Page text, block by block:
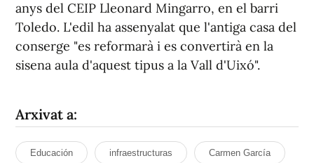
anys del CEIP Lleonard Mingarro, en el barri
Toledo. L'edil ha assenyalat que l'antiga casa del
conserge "es reformarà i es convertirà en la
sisena aula d'aquest tipus a la Vall d'Uixó".
Arxivat a:
Educación infraestructuras Carmen García